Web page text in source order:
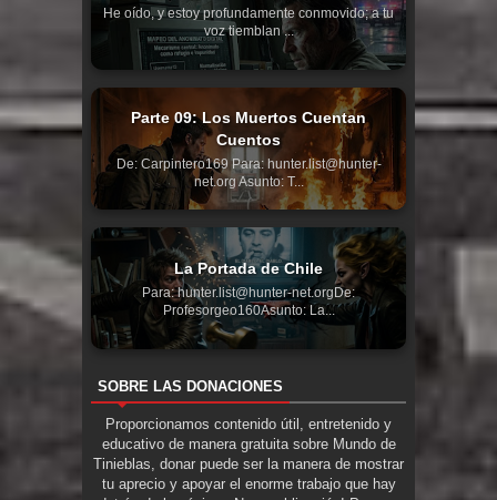
He oído, y estoy profundamente conmovido; a tu
voz tiemblan ...
Parte 09: Los Muertos Cuentan
Cuentos
De: Carpintero169 Para: hunter.list@hunter-
net.org Asunto: T...
La Portada de Chile
Para: hunter.list@hunter-net.orgDe:
Profesorgeo160Asunto: La...
SOBRE LAS DONACIONES
Proporcionamos contenido útil, entretenido y
educativo de manera gratuita sobre Mundo de
Tinieblas, donar puede ser la manera de mostrar
tu aprecio y apoyar el enorme trabajo que hay